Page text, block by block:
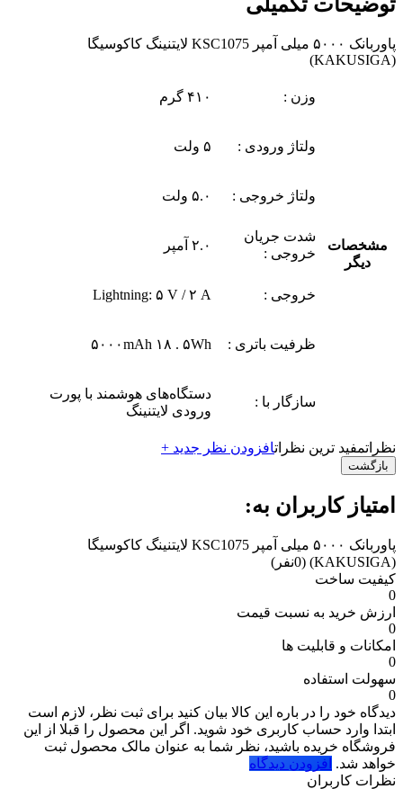
پاوربانک ۵۰۰۰ میلی آمپر KSC1075 لایتنینگ کاکوسیگا
(KAKUSIGA)
مشخصات
دیگر
وزن : ۴۱۰ گرم
ولتاژ ورودی : ۵ ولت
ولتاژ خروجی : ۵.۰ ولت
شدت جریان
خروجی :
۲.۰ آمپر
خروجی : Lightning: ۵ V / ۲ A
ظرفیت باتری : ۵۰۰۰mAh ۱۸ . ۵Wh
سازگار با :
دستگاه‌های هوشمند با پورت
ورودی لایتنینگ
نظراتمفید ترین نظراتافزودن نظر جدید +
بازگشت
امتیاز کاربران به:
پاوربانک ۵۰۰۰ میلی آمپر KSC1075 لایتنینگ کاکوسیگا
(KAKUSIGA)
(0نفر)
کیفیت ساخت
0
ارزش خرید به نسبت قیمت
0
امکانات و قابلیت ها
0
سهولت استفاده
0
دیدگاه خود را در باره این کالا بیان کنید برای ثبت نظر، لازم است
ابتدا وارد حساب کاربری خود شوید. اگر این محصول را قبلا از این
فروشگاه خریده باشید، نظر شما به عنوان مالک محصول ثبت
خواهد شد. افزودن دیدگاه
نظرات کاربران